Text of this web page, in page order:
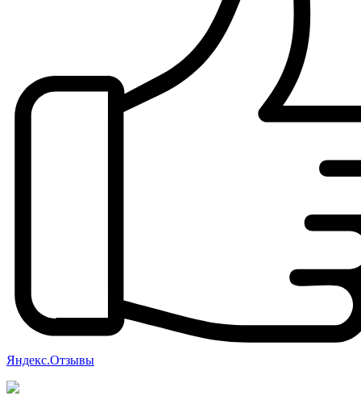
Яндекс.Отзывы